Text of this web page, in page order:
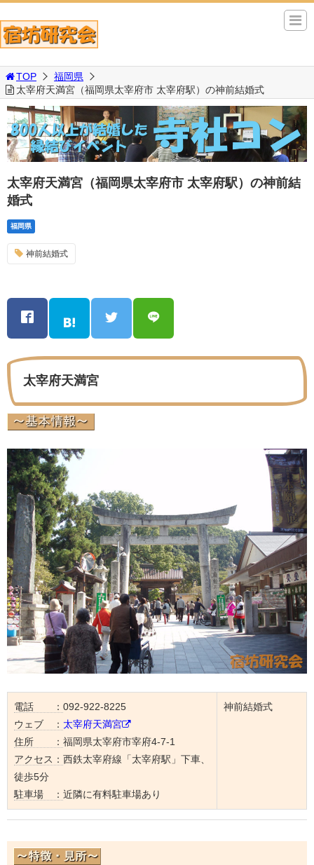
TOP
福岡県
太宰府天満宮（福岡県太宰府市 太宰府駅）の神前結婚式
太宰府天満宮（福岡県太宰府市 太宰府駅）の神前結
婚式
福岡県
神前結婚式
太宰府天満宮
電話 ： 092-922-8225
ウェブ ： 太宰府天満宮
住所 ： 福岡県太宰府市宰府4-7-1
アクセス： 西鉄太宰府線「太宰府駅」下車、
徒歩5分
駐車場 ： 近隣に有料駐車場あり
神前結婚式